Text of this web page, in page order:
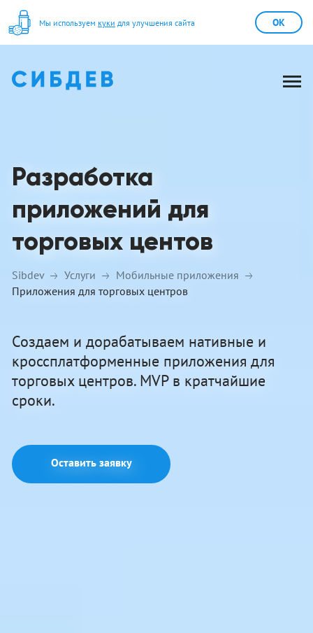
Мы используем куки для улучшения сайта OK
Разработка
приложений для
торговых центов
Sibdev Услуги
Мобильные приложения
Приложения для торговых центров
Создаем и дорабатываем нативные и
кроссплатформенные приложения для
торговых центров. MVP в кратчайшие
сроки.
Оставить заявку